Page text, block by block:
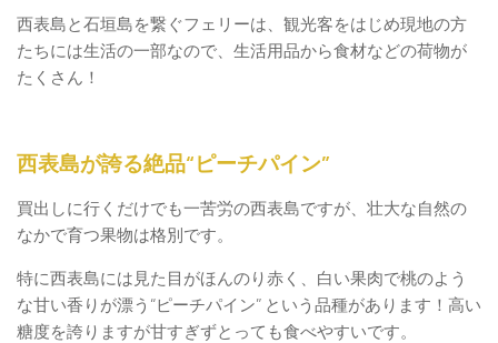
西表島と石垣島を繋ぐフェリーは、観光客をはじめ現地の方
たちには生活の一部なので、生活用品から食材などの荷物が
たくさん！
西表島が誇る絶品“ピーチパイン”
買出しに行くだけでも一苦労の西表島ですが、壮大な自然の
なかで育つ果物は格別です。
特に西表島には見た目がほんのり赤く、白い果肉で桃のよう
な甘い香りが漂う“ピーチパイン” という品種があります！高い
糖度を誇りますが甘すぎずとっても食べやすいです。